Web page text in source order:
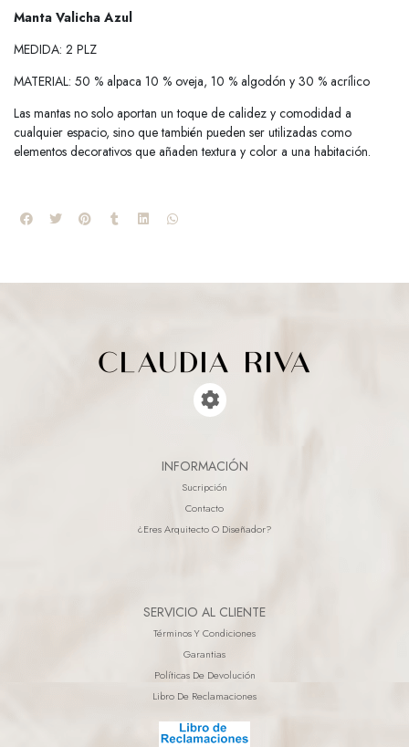
Manta Valicha Azul
MEDIDA: 2 PLZ
MATERIAL: 50 % alpaca 10 % oveja, 10 % algodón y 30 % acrílico
Las mantas no solo aportan un toque de calidez y comodidad a
cualquier espacio, sino que también pueden ser utilizadas como
elementos decorativos que añaden textura y color a una habitación.
INFORMACIÓN
Sucripción
Contacto
¿eres Arquitecto O Diseñador?
SERVICIO AL CLIENTE
Términos Y Condiciones
Garantias
Políticas De Devolución
Libro De Reclamaciones